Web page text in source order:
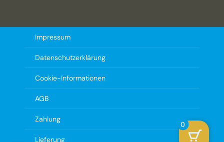
Impressum
Datenschutzerklärung
Cookie-Informationen
AGB
Zahlung
Lieferung
0